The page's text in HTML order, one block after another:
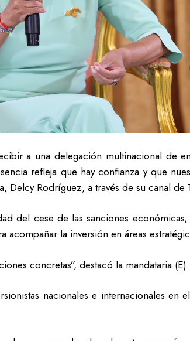
a una delegación multinacional de
refleja que hay confianza y que
Delcy Rodríguez, a través de su canal de
del cese de las sanciones
la inversión en áreas
concretas”, destacó la mandataria (E).
nacionales e internacionales